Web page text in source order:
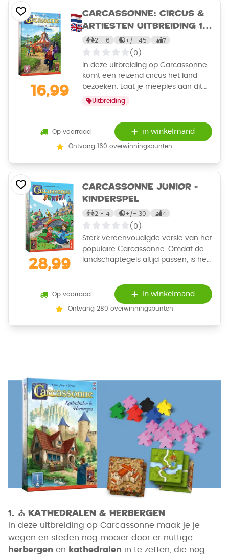
16,99
Carcassonne: Circus &
Artiesten Uitbreiding 10
- Bordspel
2 - 6 +/- 45 7
(0)
In deze uitbreiding op Carcassonne
komt een reizend circus het land
bezoeken. Laat je meeples aan dit
grote spektakel meedoen en vorm
je nog meer punten.
Uitbreiding
Op voorraad in winkelmand
Ontvang 160 overwinningspunten
28,99
Carcassonne Junior -
Kinderspel
2 - 4 +/- 30 4
(0)
Sterk vereenvoudigde versie van het
populaire Carcassonne. Omdat de
landschaptegels altijd passen, is het
Op voorraad in winkelmand
Ontvang 280 overwinningspunten
1. ⛪ Kathedralen & Herbergen
In deze uitbreiding op Carcassonne maak je je
wegen en steden nog mooier door er nuttige
herbergen en kathedralen in te zetten, die nog